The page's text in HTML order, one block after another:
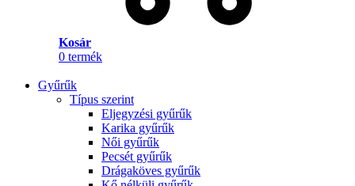
Kosár
0 termék
Gyűrűk
Típus szerint
Eljegyzési gyűrűk
Karika gyűrűk
Női gyűrűk
Pecsét gyűrűk
Drágaköves gyűrűk